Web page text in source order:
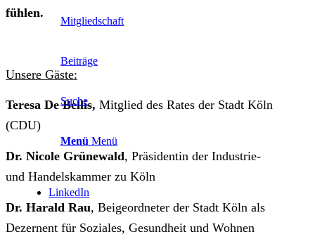
Mitgliedschaft
Beiträge
Suche
Menü Menü
LinkedIn
fühlen.
Unsere Gäste:
Teresa De Bellis, Mitglied des Rates der Stadt Köln
(CDU)
Dr. Nicole Grünewald, Präsidentin der Industrie-
und Handelskammer zu Köln
Dr. Harald Rau, Beigeordneter der Stadt Köln als
Dezernent für Soziales, Gesundheit und Wohnen